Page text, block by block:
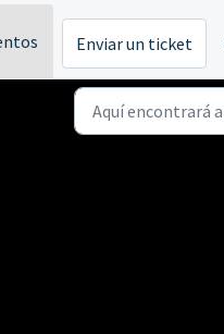
Enviar un ticket